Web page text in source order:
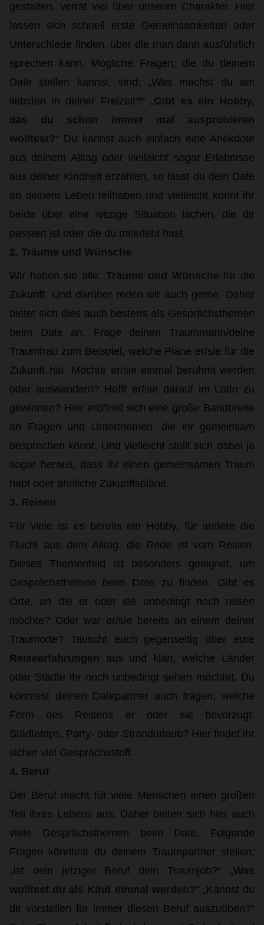
gestalten, verrät viel über unseren Charakter. Hier
lassen sich schnell erste Gemeinsamkeiten oder
Unterschiede finden, über die man dann ausführlich
sprechen kann. Mögliche Fragen, die du deinem
Date stellen kannst, sind: „Was machst du am
liebsten in deiner Freizeit?“ „Gibt es ein Hobby,
das du schon immer mal ausprobieren
wolltest?“ Du kannst auch einfach eine Anekdote
aus deinem Alltag oder vielleicht sogar Erlebnisse
aus deiner Kindheit erzählen, so lässt du dein Date
an deinem Leben teilhaben und vielleicht könnt ihr
beide über eine witzige Situation lachen, die dir
passiert ist oder die du miterlebt hast.
2. Träume und Wünsche
Wir haben sie alle: Träume und Wünsche für die
Zukunft. Und darüber reden wir auch gerne. Daher
bietet sich dies auch bestens als Gesprächsthemen
beim Date an. Frage deinen Traummann/deine
Traumfrau zum Beispiel, welche Pläne er/sie für die
Zukunft hat. Möchte er/sie einmal berühmt werden
oder auswandern? Hofft er/sie darauf im Lotto zu
gewinnen? Hier eröffnet sich eine große Bandbreite
an Fragen und Unterthemen, die ihr gemeinsam
besprechen könnt. Und vielleicht stellt sich dabei ja
sogar heraus, dass ihr einen gemeinsamen Traum
habt oder ähnliche Zukunftspläne.
3. Reisen
Für viele ist es bereits ein Hobby, für andere die
Flucht aus dem Alltag: die Rede ist vom Reisen.
Dieses Themenfeld ist besonders geeignet, um
Gesprächsthemen beim Date zu finden. Gibt es
Orte, an die er oder sie unbedingt noch reisen
möchte? Oder war er/sie bereits an einem deiner
Traumorte? Tauscht euch gegenseitig über eure
Reiseerfahrungen aus und klärt, welche Länder
oder Städte ihr noch unbedingt sehen möchtet. Du
könntest deinen Datepartner auch fragen, welche
Form des Reisens er oder sie bevorzugt:
Städtetrips, Party- oder Strandurlaub? Hier findet ihr
sicher viel Gesprächsstoff.
4. Beruf
Der Beruf macht für viele Menschen einen großen
Teil ihres Lebens aus. Daher bieten sich hier auch
viele Gesprächsthemen beim Date. Folgende
Fragen könntest du deinem Traumpartner stellen:
„Ist dein jetziger Beruf dein Traumjob?“ „Was
wolltest du als Kind einmal werden?“ „Kannst du
dir vorstellen für immer diesen Beruf auszuüben?“